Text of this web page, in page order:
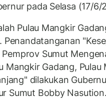
pada Selasa (17/6/
Pulau Mangkir
Penandatanganan
Sumut
Mangkir Gadang, Pulau
dilakukan
Sumut Bobby